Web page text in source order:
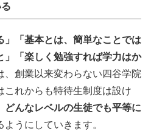
」「基本とは、簡単なことでは
」「楽しく勉強すれば学力はか
、創業以来変わらない四谷学院
これからも特待生制度は設け
どんなレベルの生徒でも平等に
ようにしていきます。